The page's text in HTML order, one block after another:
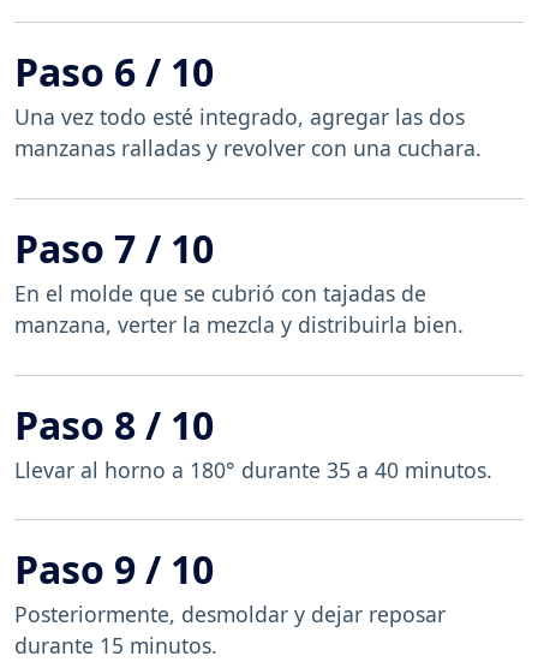
Paso 6 / 10
Una vez todo esté integrado, agregar las dos
manzanas ralladas y revolver con una cuchara.
Paso 7 / 10
En el molde que se cubrió con tajadas de
manzana, verter la mezcla y distribuirla bien.
Paso 8 / 10
Llevar al horno a 180° durante 35 a 40 minutos.
Paso 9 / 10
Posteriormente, desmoldar y dejar reposar
durante 15 minutos.